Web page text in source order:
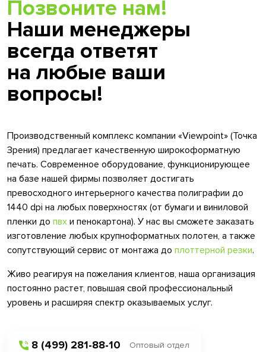
Позвоните нам!
Наши менеджеры
всегда ответят
на любые ваши
вопросы!
Производственный комплекс компании «Viewpoint» (Точка
Зрения) предлагает качественную широкоформатную
печать. Современное оборудование, функционирующее
на базе нашей фирмы позволяет достигать
превосходного интерьерного качества полиграфии до
1440 dpi на любых поверхностях (от бумаги и виниловой
пленки до пвх и пенокартона). У нас вы сможете заказать
изготовление любых крупноформатных полотен, а также
сопутствующий сервис от монтажа до плоттерной резки.
Живо реагируя на пожелания клиентов, наша организация
постоянно растет, повышая свой профессиональный
уровень и расширяя спектр оказываемых услуг.
8 (499) 281-88-10 Оптовый отдел